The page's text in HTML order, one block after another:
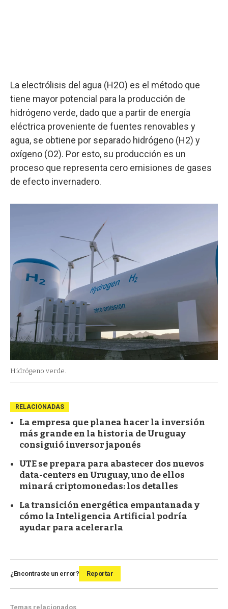
La electrólisis del agua (H2O) es el método que
tiene mayor potencial para la producción de
hidrógeno verde, dado que a partir de energía
eléctrica proveniente de fuentes renovables y
agua, se obtiene por separado hidrógeno (H2) y
oxígeno (O2). Por esto, su producción es un
proceso que representa cero emisiones de gases
de efecto invernadero.
Hidrógeno verde.
RELACIONADAS
La empresa que planea hacer la inversión
más grande en la historia de Uruguay
consiguió inversor japonés
UTE se prepara para abastecer dos nuevos
data-centers en Uruguay, uno de ellos
minará criptomonedas: los detalles
La transición energética empantanada y
cómo la Inteligencia Artificial podría
ayudar para acelerarla
¿Encontraste un error? Reportar
Temas relacionados